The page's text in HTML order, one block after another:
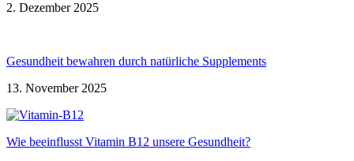
2. Dezember 2025
Gesundheit bewahren durch natürliche Supplements
13. November 2025
Wie beeinflusst Vitamin B12 unsere Gesundheit?